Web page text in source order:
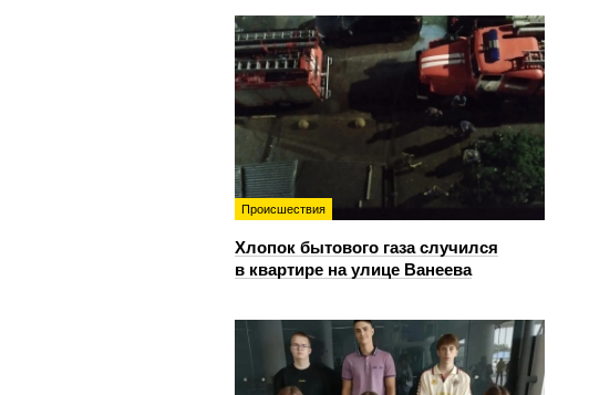
Происшествия
Хлопок бытового газа случился
в квартире на улице Ванеева